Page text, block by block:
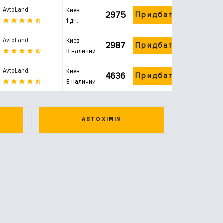
AvtoLand
Киев
1 дн.
2975 Придбати
AvtoLand
Киев
В наличии
2987 Придбати
AvtoLand
Киев
В наличии
4636 Придбати
АВТОХІМІЯ